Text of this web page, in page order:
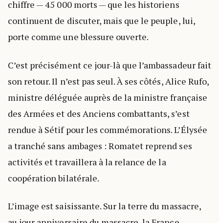
chiffre — 45 000 morts — que les historiens
continuent de discuter, mais que le peuple, lui,
porte comme une blessure ouverte.
C’est précisément ce jour-là que l’ambassadeur fait
son retour. Il n’est pas seul. À ses côtés, Alice Rufo,
ministre déléguée auprès de la ministre française
des Armées et des Anciens combattants, s’est
rendue à Sétif pour les commémorations. L’Élysée
a tranché sans ambages : Romatet reprend ses
activités et travaillera à la relance de la
coopération bilatérale.
L’image est saisissante. Sur la terre du massacre,